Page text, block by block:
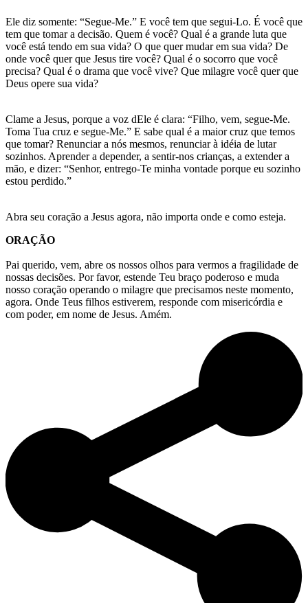
Ele diz somente: “Segue-Me.” E você tem que segui-Lo. É você que
tem que tomar a decisão. Quem é você? Qual é a grande luta que
você está tendo em sua vida? O que quer mudar em sua vida? De
onde você quer que Jesus tire você? Qual é o socorro que você
precisa? Qual é o drama que você vive? Que milagre você quer que
Deus opere sua vida?
Clame a Jesus, porque a voz dEle é clara: “Filho, vem, segue-Me.
Toma Tua cruz e segue-Me.” E sabe qual é a maior cruz que temos
que tomar? Renunciar a nós mesmos, renunciar à idéia de lutar
sozinhos. Aprender a depender, a sentir-nos crianças, a extender a
mão, e dizer: “Senhor, entrego-Te minha vontade porque eu sozinho
estou perdido.”
Abra seu coração a Jesus agora, não importa onde e como esteja.
ORAÇÃO
Pai querido, vem, abre os nossos olhos para vermos a fragilidade de
nossas decisões. Por favor, estende Teu braço poderoso e muda
nosso coração operando o milagre que precisamos neste momento,
agora. Onde Teus filhos estiverem, responde com misericórdia e
com poder, em nome de Jesus. Amém.